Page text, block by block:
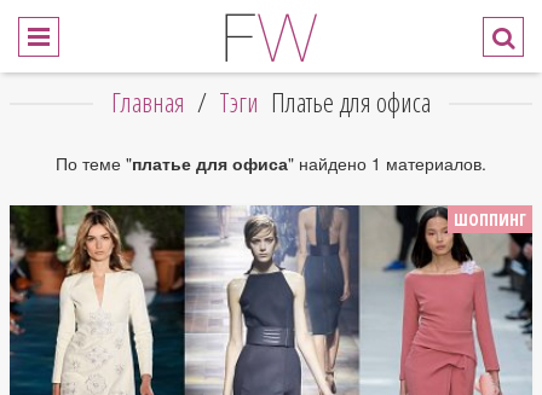
Главная / Тэги Платье для офиса
По теме "платье для офиса" найдено 1 материалов.
ШОППИНГ